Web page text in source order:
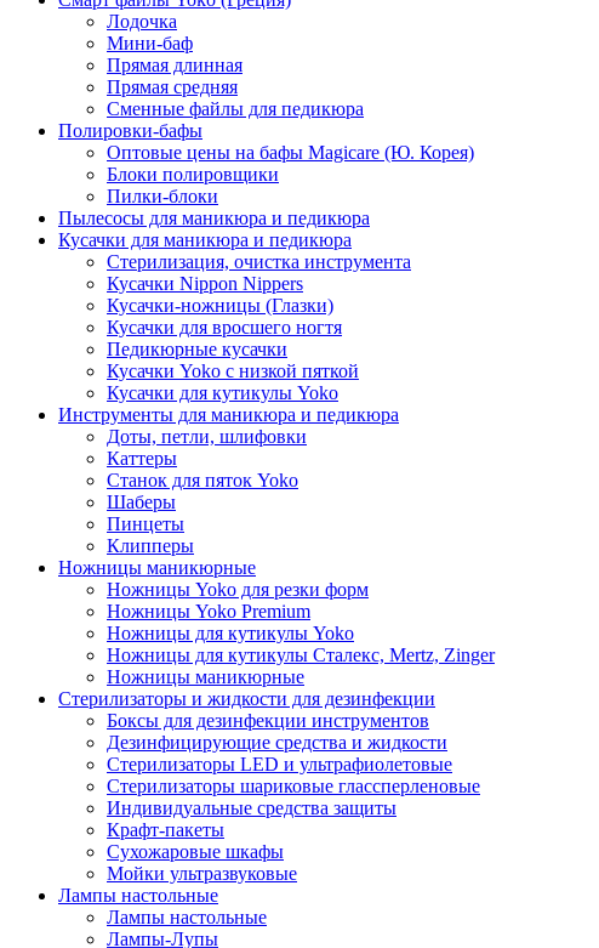
Лодочка
Мини-баф
Прямая длинная
Прямая средняя
Сменные файлы для педикюра
Полировки-бафы
Оптовые цены на бафы Magicare (Ю. Корея)
Блоки полировщики
Пилки-блоки
Пылесосы для маникюра и педикюра
Кусачки для маникюра и педикюра
Стерилизация, очистка инструмента
Кусачки Nippon Nippers
Кусачки-ножницы (Глазки)
Кусачки для вросшего ногтя
Педикюрные кусачки
Кусачки Yoko с низкой пяткой
Кусачки для кутикулы Yoko
Инструменты для маникюра и педикюра
Доты, петли, шлифовки
Каттеры
Станок для пяток Yoko
Шаберы
Пинцеты
Клипперы
Ножницы маникюрные
Ножницы Yoko для резки форм
Ножницы Yoko Premium
Ножницы для кутикулы Yoko
Ножницы для кутикулы Сталекс, Mertz, Zinger
Ножницы маникюрные
Стерилизаторы и жидкости для дезинфекции
Боксы для дезинфекции инструментов
Дезинфицирующие средства и жидкости
Стерилизаторы LED и ультрафиолетовые
Стерилизаторы шариковые глассперленовые
Индивидуальные средства защиты
Крафт-пакеты
Сухожаровые шкафы
Мойки ультразвуковые
Лампы настольные
Лампы настольные
Лампы-Лупы